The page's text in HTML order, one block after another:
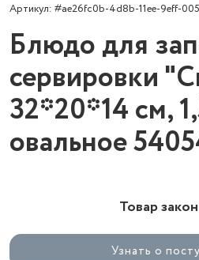
Артикул: #ae26fc0b-4d8b-11ee-9eff-
Блюдо для
сервировки
32*20*14 см,
овальное
Товар
Узнать о